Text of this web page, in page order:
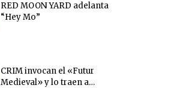
RED MOON YARD adelanta
“Hey Mo”
CRIM invocan el «Futur
Medieval» y lo traen a…